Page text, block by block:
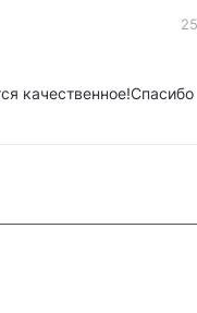
качественное!Спасибо